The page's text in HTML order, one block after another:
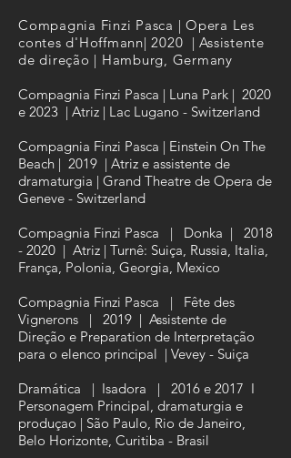
Compagnia Finzi Pasca | Opera Les
contes d'Hoffmann| 2020 | Assistente
de direção | Hamburg, Germany
Compagnia Finzi Pasca | Luna Park | 2020
e 2023 | Atriz | Lac Lugano - Switzerland
Compagnia Finzi Pasca | Einstein On The
Beach | 2019 | Atriz e assistente de
dramaturgia | Grand Theatre de Opera de
Geneve - Switzerland
Compagnia Finzi Pasca | Donka | 2018
- 2020 | Atriz | Turnê: Suiça, Russia, Italia,
França, Polonia, Georgia, Mexico
Compagnia Finzi Pasca | Fête des
Vignerons | 2019 | Assistente de
Direção e Preparation de Interpretação
para o elenco principal | Vevey - Suiça
Dramática | Isadora | 2016 e 2017 I
Personagem Principal, dramaturgia e
produçao | São Paulo, Rio de Janeiro,
Belo Horizonte, Curitiba - Brasil